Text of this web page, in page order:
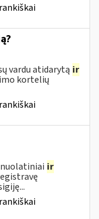
vardu atidarytą ir
kortelių
ir